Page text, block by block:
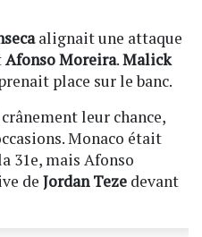
alignait une attaque
Afonso Moreira.Malick
place sur le banc.
leur chance,
Monaco était
31e, mais Afonso
de Jordan Teze devant